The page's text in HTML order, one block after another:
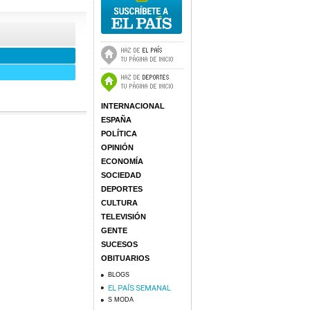
INTERNACIONAL
ESPAÑA
POLÍTICA
OPINIÓN
ECONOMÍA
SOCIEDAD
DEPORTES
CULTURA
TELEVISIÓN
GENTE
SUCESOS
OBITUARIOS
BLOGS
S MODA